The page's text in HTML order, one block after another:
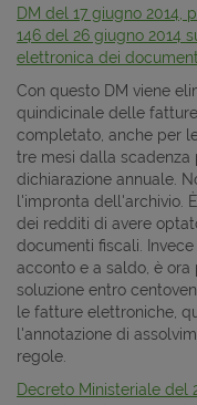
DM del 17 giugno 2014,
146 del 26 giugno 2014
elettronica dei
Con questo DM viene
quindicinale delle
completato, anche per
tre mesi dalla scadenza
dichiarazione annuale.
l'impronta dell'archivio.
dei redditi di avere
documenti fiscali.
acconto e a saldo, è ora
soluzione entro
le fatture elettroniche,
l'annotazione di
regole.
Decreto Ministeriale del